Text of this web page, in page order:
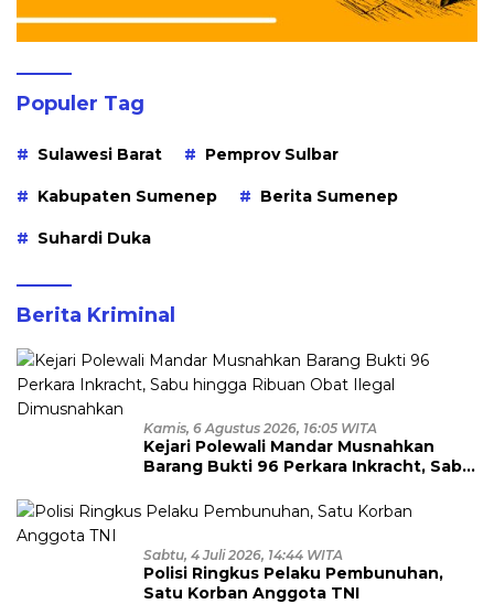
Populer Tag
Sulawesi Barat Pemprov Sulbar
Kabupaten Sumenep Berita Sumenep
Suhardi Duka
Berita Kriminal
Kamis, 6 Agustus 2026, 16:05 WITA
Kejari Polewali Mandar Musnahkan
Barang Bukti 96 Perkara Inkracht, Sabu
Dimusnahkan
Sabtu, 4 Juli 2026, 14:44 WITA
Polisi Ringkus Pelaku Pembunuhan,
Satu Korban Anggota TNI